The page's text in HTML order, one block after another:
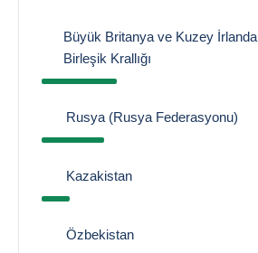
Büyük Britanya ve Kuzey İrlanda
Birleşik Krallığı
Rusya (Rusya Federasyonu)
Kazakistan
Özbekistan